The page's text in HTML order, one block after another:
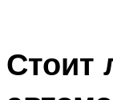
Стоит